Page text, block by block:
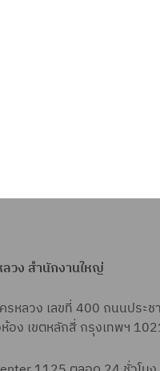
วง สำนักงานใหญ่
รหลวง เลขที่ 400 ถนนประช
อง เขตหลักสี่ กรุงเทพฯ